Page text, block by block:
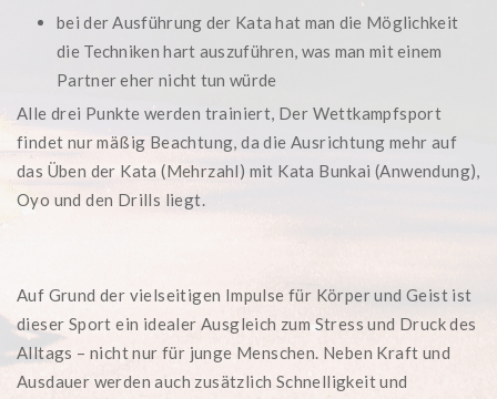
bei der Ausführung der Kata hat man die Möglichkeit
die Techniken hart auszuführen, was man mit einem
Partner eher nicht tun würde
Alle drei Punkte werden trainiert, Der Wettkampfsport
findet nur mäßig Beachtung, da die Ausrichtung mehr auf
das Üben der Kata (Mehrzahl) mit Kata Bunkai (Anwendung),
Oyo und den Drills liegt.
Auf Grund der vielseitigen Impulse für Körper und Geist ist
dieser Sport ein idealer Ausgleich zum Stress und Druck des
Alltags – nicht nur für junge Menschen. Neben Kraft und
Ausdauer werden auch zusätzlich Schnelligkeit und